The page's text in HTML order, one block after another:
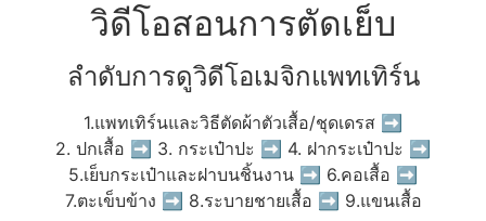
วิดีโอสอนการตัดเย็บ
ลำดับการดูวิดีโอเมจิกแพทเทิร์น
1.แพทเทิร์นและวิธีตัดผ้าตัวเสื้อ/ชุดเดรส ➡
2. ปกเสื้อ ➡ 3. กระเป๋าปะ ➡ 4. ฝากระเป๋าปะ ➡
5.เย็บกระเป๋าและฝาบนชิ้นงาน ➡ 6.คอเสื้อ ➡
7.ตะเข็บข้าง ➡ 8.ระบายชายเสื้อ ➡ 9.แขนเสื้อ